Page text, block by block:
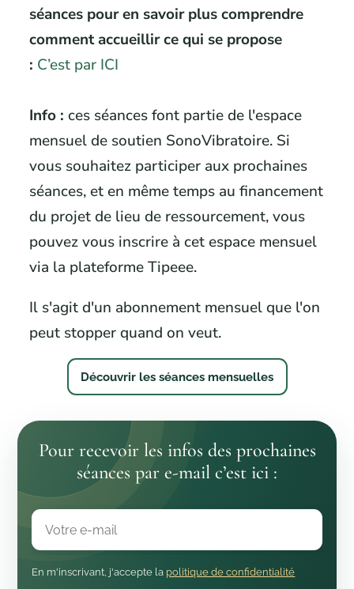
séances pour en savoir plus comprendre
comment accueillir ce qui se propose
: C’est par ICI
Info : ces séances font partie de l'espace
mensuel de soutien SonoVibratoire. Si
vous souhaitez participer aux prochaines
séances, et en même temps au financement
du projet de lieu de ressourcement, vous
pouvez vous inscrire à cet espace mensuel
via la plateforme Tipeee.
Il s'agit d'un abonnement mensuel que l'on
peut stopper quand on veut.
Découvrir les séances mensuelles
Pour recevoir les infos des prochaines
séances par e-mail c’est ici :
Votre E-mail ICI :
En m'inscrivant, j'accepte la politique de confidentialité